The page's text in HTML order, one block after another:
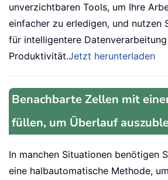
unverzichtbaren Tools, um Ihre
einfacher zu erledigen, und nutzen
für intelligentere
Produktivität.Jetzt herunterladen
Benachbarte Zellen mit
füllen, um Überlauf
In manchen Situationen benötigen
eine halbautomatische Methode,